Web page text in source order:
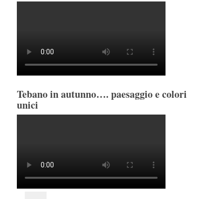
Tebano in autunno…. paesaggio e colori
unici